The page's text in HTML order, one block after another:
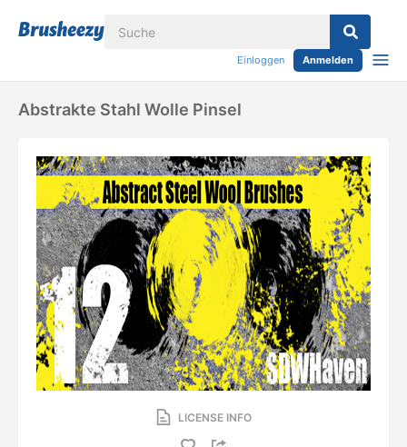
Einloggen Anmelden
Abstrakte Stahl Wolle Pinsel
LICENSE INFO